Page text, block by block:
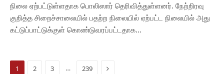
நிலை ஏற்பட்டுள்ளதாக பொலிஸார் தெரிவித்துள்ளனர். நேற்றிரவு
குறித்த சிறைச்சாலையில் பதற்ற நிலையில் ஏற்பட்ட நிலையில் அது
கட்டுப்பாட்டுக்குள் கொண்டுவரப்பட்டதாக…
1 2 3 … 239 Next